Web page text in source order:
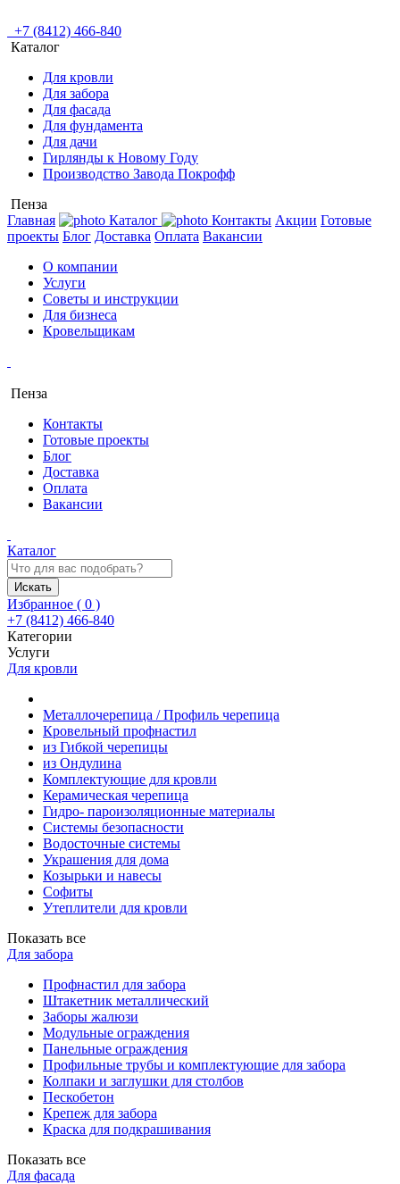
+7 (8412) 466-840
Каталог
Для кровли
Для забора
Для фасада
Для фундамента
Для дачи
Гирлянды к Новому Году
Производство Завода Покрофф
Пенза
Главная
Каталог Контакты Акции Готовые
проекты Блог Доставка Оплата Вакансии
О компании
Услуги
Советы и инструкции
Для бизнеса
Кровельщикам
Пенза
Контакты
Готовые проекты
Блог
Доставка
Оплата
Вакансии
Каталог
Искать
Избранное ( 0 )
+7 (8412) 466-840
Категории
Услуги
Для кровли
Металлочерепица / Профиль черепица
Кровельный профнастил
из Гибкой черепицы
из Ондулина
Комплектующие для кровли
Керамическая черепица
Гидро- пароизоляционные материалы
Системы безопасности
Водосточные системы
Украшения для дома
Козырьки и навесы
Софиты
Утеплители для кровли
Показать все
Для забора
Профнастил для забора
Штакетник металлический
Заборы жалюзи
Модульные ограждения
Панельные ограждения
Профильные трубы и комплектующие для забора
Колпаки и заглушки для столбов
Пескобетон
Крепеж для забора
Краска для подкрашивания
Показать все
Для фасада